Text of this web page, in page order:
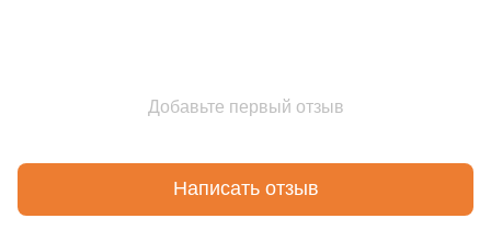
Добавьте первый отзыв
Написать отзыв